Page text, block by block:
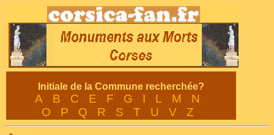
Initiale de la Commune recherchée?
A B C E F G I L M
N
O
P Q R S T U V Z